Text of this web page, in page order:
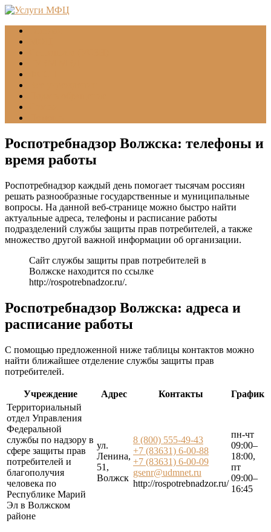
Роспотребнадзор Волжска: телефоны и
время работы
Роспотребнадзор каждый день помогает тысячам россиян
решать разнообразные государственные и муниципальные
вопросы. На данной веб-странице можно быстро найти
актуальные адреса, телефоны и расписание работы
подразделений службы защиты прав потребителей, а также
множество другой важной информации об организации.
Сайт службы защиты прав потребителей в
Волжске находится по ссылке
http://rospotrebnadzor.ru/.
Роспотребнадзор Волжска: адреса и
расписание работы
С помощью предложенной ниже таблицы контактов можно
найти ближайшее отделение службы защиты прав
потребителей.
Учреждение Адрес Контакты
График
Территориальный
отдел Управления
Федеральной
службы по надзору в
сфере защиты прав
потребителей и
благополучия
человека по
Республике Марий
Эл в Волжском
районе
ул.
Ленина,
51,
Волжск
8 (800) 555-49-43
+7 (83631) 6-00-88
+7 (83631) 6-00-09
gsenr@udmnet.ru
http://rospotrebnadzor.ru/
пн-чт
09:00–
18:00,
пт
09:00–
16:45